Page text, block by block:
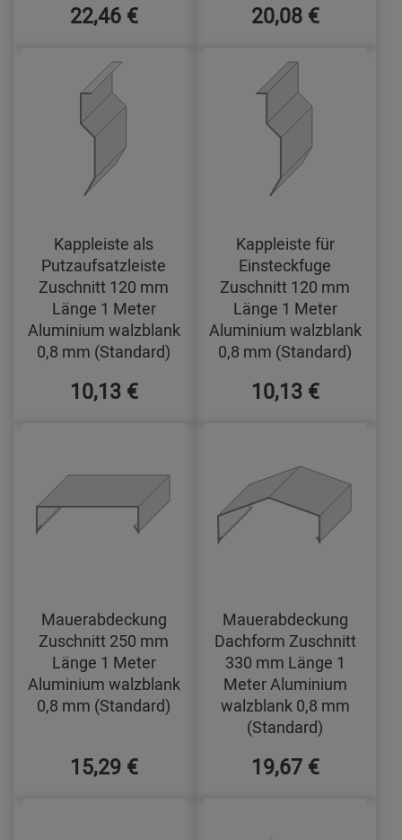
22,46 € 20,08 €
Kappleiste als
Putzaufsatzleiste
Zuschnitt 120 mm
Länge 1 Meter
Aluminium walzblank
0,8 mm (Standard)
10,13 €
Kappleiste für
Einsteckfuge
Zuschnitt 120 mm
Länge 1 Meter
Aluminium walzblank
0,8 mm (Standard)
10,13 €
Mauerabdeckung
Zuschnitt 250 mm
Länge 1 Meter
Aluminium walzblank
0,8 mm (Standard)
15,29 €
Mauerabdeckung
Dachform Zuschnitt
330 mm Länge 1
Meter Aluminium
walzblank 0,8 mm
(Standard)
19,67 €